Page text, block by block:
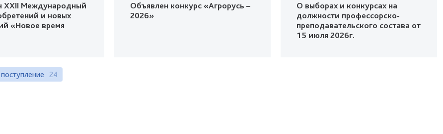
XXII Международный
и новых
«Новое время
Объявлен конкурс «Агрорусь –
2026»
О выборах и конкурсах на
должности профессорско-
преподавательского состава от
15 июля 2026г.
поступление 24